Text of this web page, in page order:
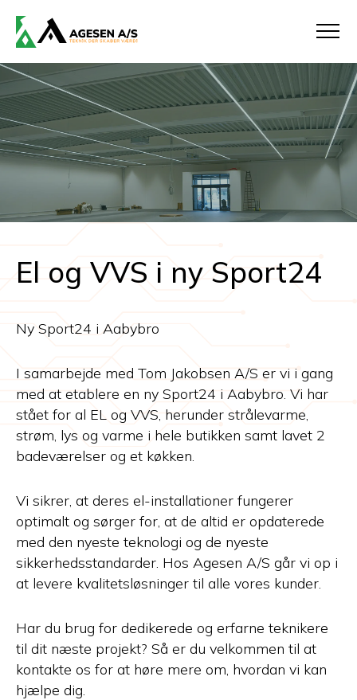
El og VVS i ny Sport24
Ny Sport24 i Aabybro
I samarbejde med Tom Jakobsen A/S er vi i gang
med at etablere en ny Sport24 i Aabybro. Vi har
stået for al EL og VVS, herunder strålevarme,
strøm, lys og varme i hele butikken samt lavet 2
badeværelser og et køkken.
Vi sikrer, at deres el-installationer fungerer
optimalt og sørger for, at de altid er opdaterede
med den nyeste teknologi og de nyeste
sikkerhedsstandarder. Hos Agesen A/S går vi op i
at levere kvalitetsløsninger til alle vores kunder.
Har du brug for dedikerede og erfarne teknikere
til dit næste projekt? Så er du velkommen til at
kontakte os for at høre mere om, hvordan vi kan
hjælpe dig.